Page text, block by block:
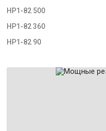
НР1-82 500
НР1-82 360
НР1-82 90